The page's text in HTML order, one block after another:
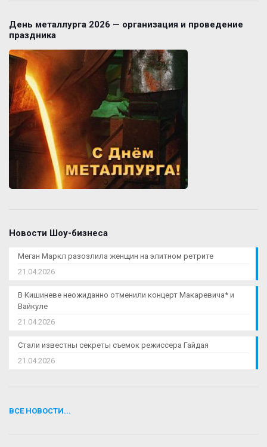
День металлурга 2026 — организация и проведение
праздника
Новости Шоу-бизнеса
Меган Маркл разозлила женщин на элитном ретрите
21.04.2026
В Кишиневе неожиданно отменили концерт Макаревича* и
Вайкуле
21.04.2026
Стали известны секреты съемок режиссера Гайдая
21.04.2026
ВСЕ НОВОСТИ...